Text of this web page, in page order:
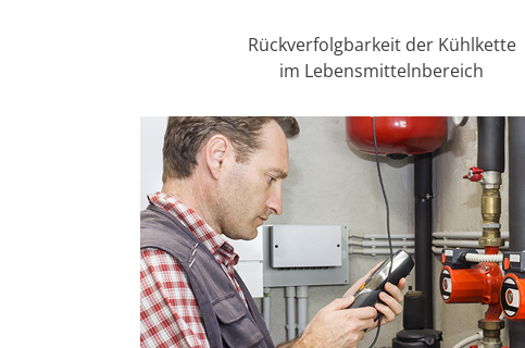
Rückverfolgbarkeit der Kühlkette
im Lebensmittelnbereich